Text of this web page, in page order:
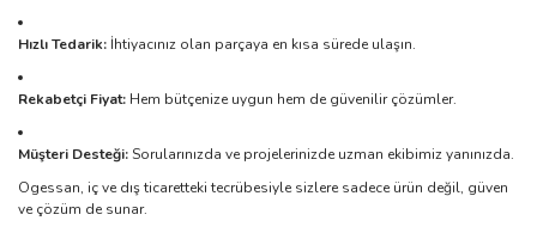
Hızlı Tedarik: İhtiyacınız olan parçaya en kısa sürede ulaşın.
Rekabetçi Fiyat: Hem bütçenize uygun hem de güvenilir çözümler.
Müşteri Desteği:Sorularınızda ve projelerinizde uzman ekibimiz yanınızda.
Ogessan, iç ve dış ticaretteki tecrübesiyle sizlere sadece ürün değil, güven
ve çözüm de sunar.